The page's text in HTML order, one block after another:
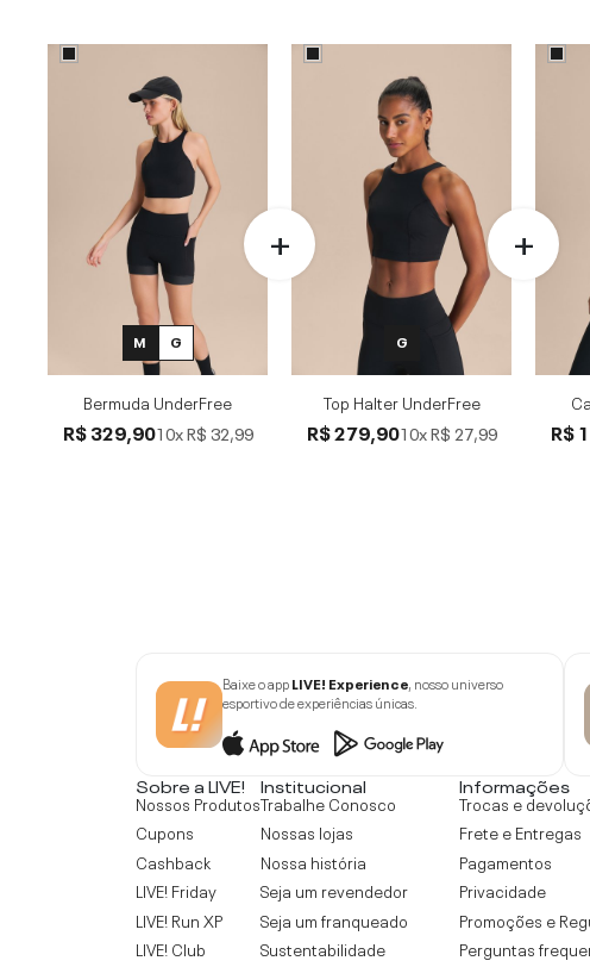
M G
Bermuda UnderFree
R$ 329,9010xR$ 32,99
G
Top Halter UnderFree
R$ 279,9010xR$ 27,99 R$
Baixe o appLIVE! Experience, nosso universo
esportivo de experiências únicas.
Sobre a LIVE!
Nossos Produtos
Cupons
Cashback
LIVE! Friday
LIVE! Run XP
LIVE! Club
Institucional
Trabalhe Conosco
Nossas lojas
Nossa história
Seja um revendedor
Seja um franqueado
Sustentabilidade
Informações
Trocas e
Frete e Entregas
Pagamentos
Privacidade
Promoções e
Perguntas